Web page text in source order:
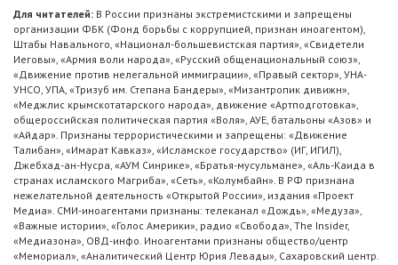
Для читателей: В России признаны экстремистскими и запрещены
организации ФБК (Фонд борьбы с коррупцией, признан иноагентом),
Штабы Навального, «Национал-большевистская партия», «Свидетели
Иеговы», «Армия воли народа», «Русский общенациональный союз»,
«Движение против нелегальной иммиграции», «Правый сектор», УНА-
УНСО, УПА, «Тризуб им. Степана Бандеры», «Мизантропик дивижн»,
«Меджлис крымскотатарского народа», движение «Артподготовка»,
общероссийская политическая партия «Воля», АУЕ, батальоны «Азов» и
«Айдар». Признаны террористическими и запрещены: «Движение
Талибан», «Имарат Кавказ», «Исламское государство» (ИГ, ИГИЛ),
Джебхад-ан-Нусра, «АУМ Синрике», «Братья-мусульмане», «Аль-Каида в
странах исламского Магриба», «Сеть», «Колумбайн». В РФ признана
нежелательной деятельность «Открытой России», издания «Проект
Медиа». СМИ-иноагентами признаны: телеканал «Дождь», «Медуза»,
«Важные истории», «Голос Америки», радио «Свобода», The Insider,
«Медиазона», ОВД-инфо. Иноагентами признаны общество/центр
«Мемориал», «Аналитический Центр Юрия Левады», Сахаровский центр.